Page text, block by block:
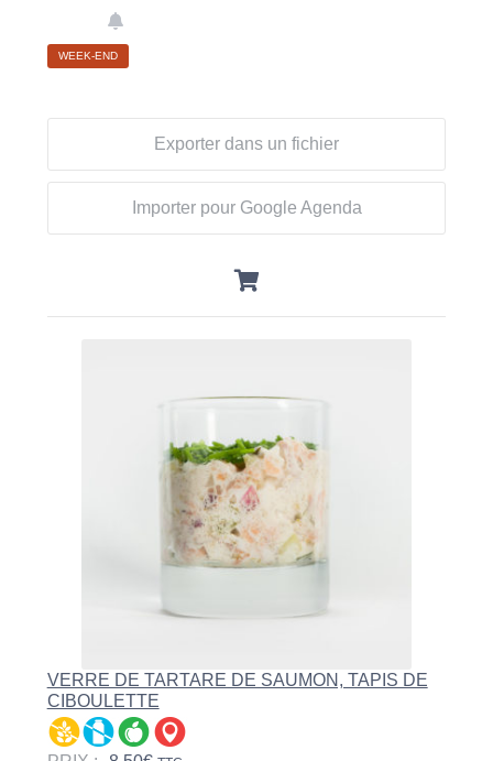
WEEK-END
Exporter dans un fichier
Importer pour Google Agenda
VERRE DE TARTARE DE SAUMON, TAPIS DE
CIBOULETTE